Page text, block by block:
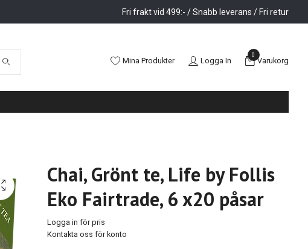
Fri frakt vid 499:- / Snabb leverans / Fri retur
Mina Produkter Logga In
0
Varukorg
Chai, Grönt te, Life by Follis
Eko Fairtrade, 6 x20 påsar
Logga in för pris
Kontakta oss för konto